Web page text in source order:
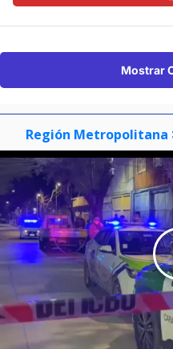
Mostrar
Región Metropolitana